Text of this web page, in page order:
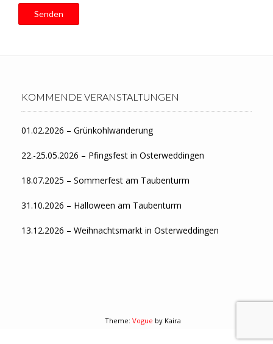
KOMMENDE VERANSTALTUNGEN
01.02.2026 – Grünkohlwanderung
22.-25.05.2026 – Pfingsfest in Osterweddingen
18.07.2025 – Sommerfest am Taubenturm
31.10.2026 – Halloween am Taubenturm
13.12.2026 – Weihnachtsmarkt in Osterweddingen
Theme: Vogue by Kaira